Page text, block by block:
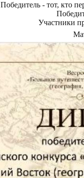
Победитель - тот, кто
Участники